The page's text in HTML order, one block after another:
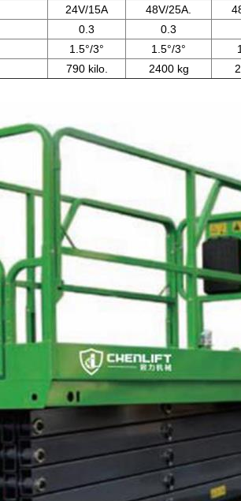
24V/15A 48V/25A.
0.3 0.3
1.5°/3° 1.5°/3°
790 kilo. 2400 kg